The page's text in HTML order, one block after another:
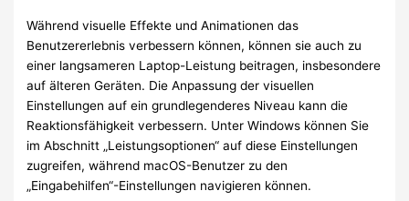
Während visuelle Effekte und Animationen das
Benutzererlebnis verbessern können, können sie auch zu
einer langsameren Laptop-Leistung beitragen, insbesondere
auf älteren Geräten. Die Anpassung der visuellen
Einstellungen auf ein grundlegenderes Niveau kann die
Reaktionsfähigkeit verbessern. Unter Windows können Sie
im Abschnitt „Leistungsoptionen“ auf diese Einstellungen
zugreifen, während macOS-Benutzer zu den
„Eingabehilfen“-Einstellungen navigieren können.